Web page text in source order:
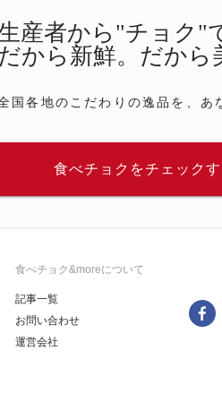
産者から"チョク"
から新鮮。だから
国各地のこだわりの逸品を、あ
食べチョクをチェックす
食べチョク&moreについて
記事一覧
お問い合わせ
運営会社